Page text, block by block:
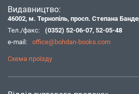
Видавництво:
46002, м. Тернопіль, просп. Степана
Тел./факс:
(0352) 52-06-07, 52-05-48
e-mail:
office@bohdan-books.com
Схема проїзду